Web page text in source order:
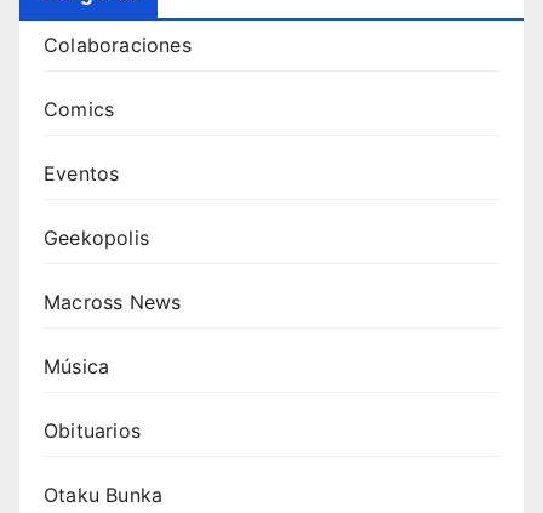
Colaboraciones
Comics
Eventos
Geekopolis
Macross News
Música
Obituarios
Otaku Bunka